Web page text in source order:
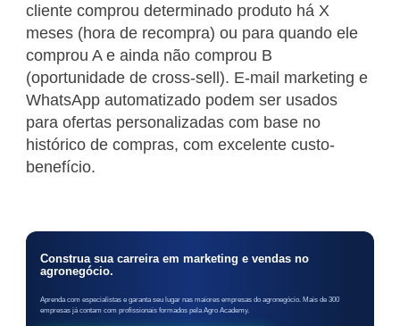
cliente comprou determinado produto há X
meses (hora de recompra) ou para quando ele
comprou A e ainda não comprou B
(oportunidade de cross-sell). E-mail marketing e
WhatsApp automatizado podem ser usados
para ofertas personalizadas com base no
histórico de compras, com excelente custo-
benefício.
Construa sua carreira em marketing e vendas no
agronegócio.
Aprenda com especialistas e garanta seu lugar nas maiores empresas do agronegócio. Mais de 300
empresas já contam com profissionais formados pela Agro Academy.